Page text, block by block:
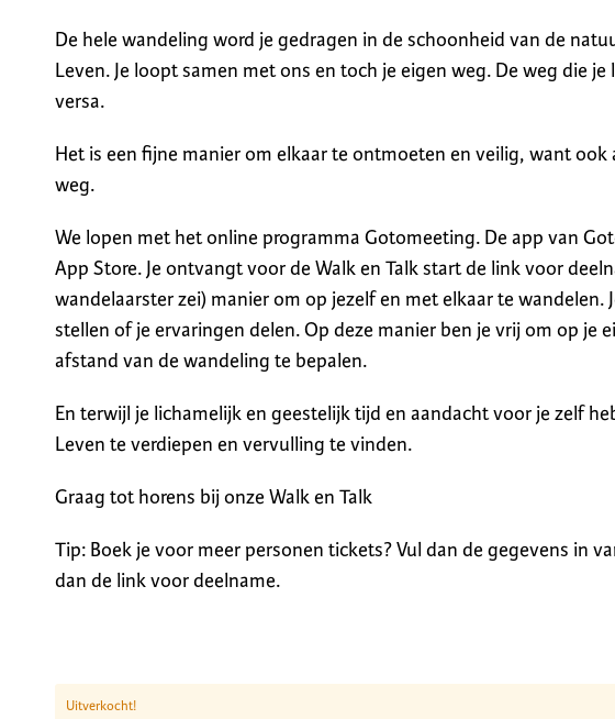
De hele wandeling word je gedragen in de schoonheid van de
Leven. Je loopt samen met ons en toch je eigen weg. De weg die
versa.
Het is een fijne manier om elkaar te ontmoeten en veilig, want ook
weg.
We lopen met het online programma Gotomeeting. De app van
App Store. Je ontvangt voor de Walk en Talk start de link voor
wandelaarster zei) manier om op jezelf en met elkaar te wandelen.
stellen of je ervaringen delen. Op deze manier ben je vrij om op je
afstand van de wandeling te bepalen.
En terwijl je lichamelijk en geestelijk tijd en aandacht voor je zelf
Leven te verdiepen en vervulling te vinden.
Graag tot horens bij onze Walk en Talk
Tip: Boek je voor meer personen tickets? Vul dan de gegevens in
dan de link voor deelname.
Uitverkocht!